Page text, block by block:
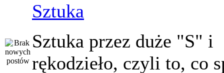
Sztuka
Sztuka przez duże "S" i
rękodzieło, czyli to, co